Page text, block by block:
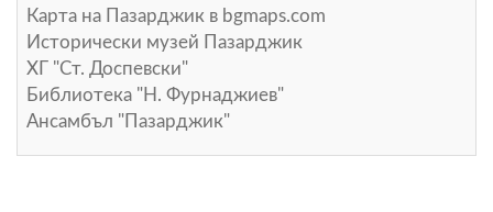
Карта на Пазарджик в bgmaps.com
Исторически музей Пазарджик
ХГ "Ст. Доспевски"
Библиотека "Н. Фурнаджиев"
Ансамбъл "Пазарджик"